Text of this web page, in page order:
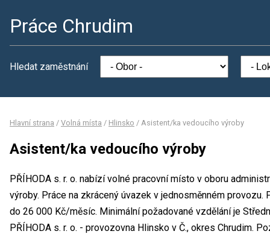
Práce Chrudim
Hledat zaměstnání
Hlavní strana / Volná místa / Hlinsko / Asistent/ka vedoucího výroby
Asistent/ka vedoucího výroby
PŘÍHODA s. r. o. nabízí volné pracovní místo v oboru
výroby. Práce na zkrácený úvazek v jednosměnném
do 26 000 Kč/měsíc. Minimální požadované vzdělání je
PŘÍHODA s. r. o. - provozovna Hlinsko v Č., okres Chrudim.